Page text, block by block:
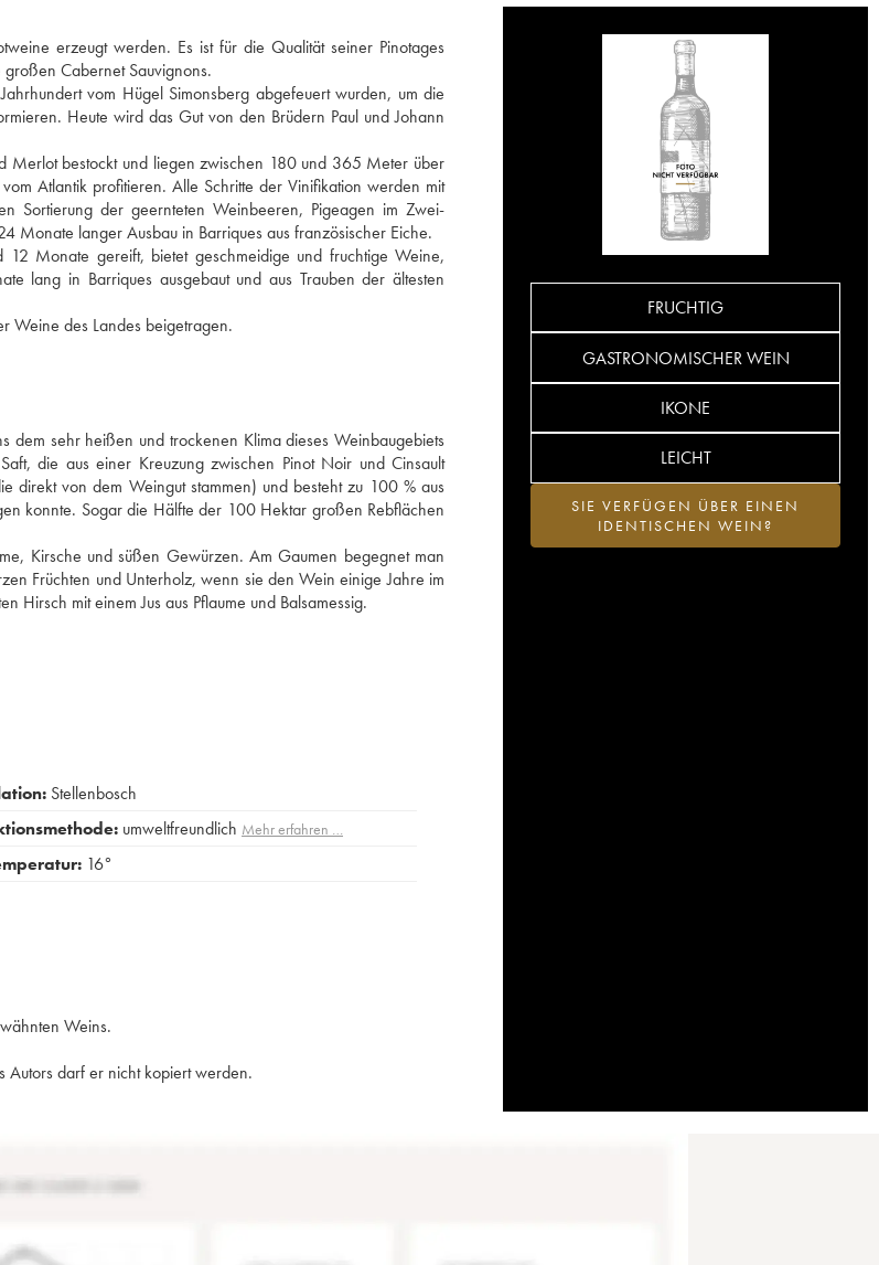
erzeugt werden. Es ist für die Qualität seiner Pinotages
Cabernet Sauvignons.
vom Hügel Simonsberg abgefeuert wurden, um die
Heute wird das Gut von den Brüdern Paul und Johann
Merlot bestockt und liegen zwischen 180 und 365 Meter über
Atlantik profitieren. Alle Schritte der Vinifikation werden mit
Sortierung der geernteten Weinbeeren, Pigeagen im Zwei-
Monate langer Ausbau in Barriques aus französischer Eiche.
12 Monate gereift, bietet geschmeidige und fruchtige Weine,
lang in Barriques ausgebaut und aus Trauben der ältesten
Weine des Landes beigetragen.
dem sehr heißen und trockenen Klima dieses Weinbaugebiets
die aus einer Kreuzung zwischen Pinot Noir und Cinsault
direkt von dem Weingut stammen) und besteht zu 100 % aus
konnte. Sogar die Hälfte der 100 Hektar großen Rebflächen
Kirsche und süßen Gewürzen. Am Gaumen begegnet man
Früchten und Unterholz, wenn sie den Wein einige Jahre im
Hirsch mit einem Jus aus Pflaume und Balsamessig.
FRUCHTIG
GASTRONOMISCHER WEIN
IKONE
LEICHT
SIE VERFÜGEN ÜBER EINEN
IDENTISCHEN WEIN?
Stellenbosch
umweltfreundlich Mehr erfahren …
16°
Weins.
Autors darf er nicht kopiert werden.